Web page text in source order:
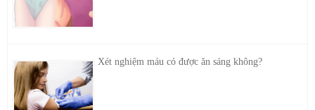
Xét nghiệm máu có được ăn sáng không?